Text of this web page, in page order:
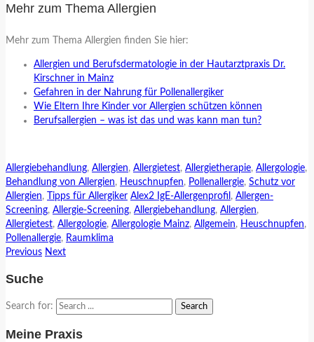
Mehr zum Thema Allergien
Mehr zum Thema Allergien finden Sie hier:
Allergien und Berufsdermatologie in der Hautarztpraxis Dr.
Kirschner in Mainz
Gefahren in der Nahrung für Pollenallergiker
Wie Eltern Ihre Kinder vor Allergien schützen können
Berufsallergien – was ist das und was kann man tun?
Allergiebehandlung, Allergien, Allergietest, Allergietherapie, Allergologie,
Behandlung von Allergien, Heuschnupfen, Pollenallergie, Schutz vor
Allergien, Tipps für Allergiker Alex2 IgE-Allergenprofil , Allergen-
Screening, Allergie-Screening, Allergiebehandlung, Allergien,
Allergietest, Allergologie, Allergologie Mainz, Allgemein, Heuschnupfen,
Pollenallergie, Raumklima
Previous Next
Suche
Search for:
Meine Praxis